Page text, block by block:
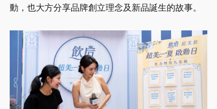
動，也大方分享品牌創立理念及新品誕生的故事。